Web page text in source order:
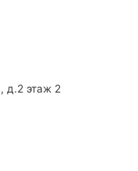
д.2 этаж 2